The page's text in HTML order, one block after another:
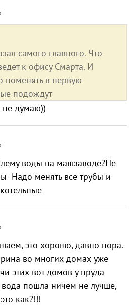
самого главного. Что
к офису Смарта. И
поменять в первую
подождут
не думаю))
воды на машзаводе?Не
Надо менять все трубы и
это хорошо, давно пора.
во многих домах уже
этих вот домов у пруда
пошла ничем не лучше,
как?!!!